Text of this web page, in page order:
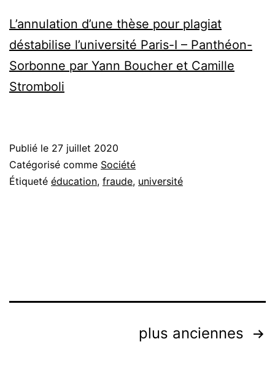
L’annulation d’une thèse pour plagiat
déstabilise l’université Paris-I – Panthéon-
Sorbonne par Yann Boucher et Camille
Stromboli
Publié le 27 juillet 2020
Catégorisé comme Société
Étiqueté éducation, fraude, université
plus anciennes